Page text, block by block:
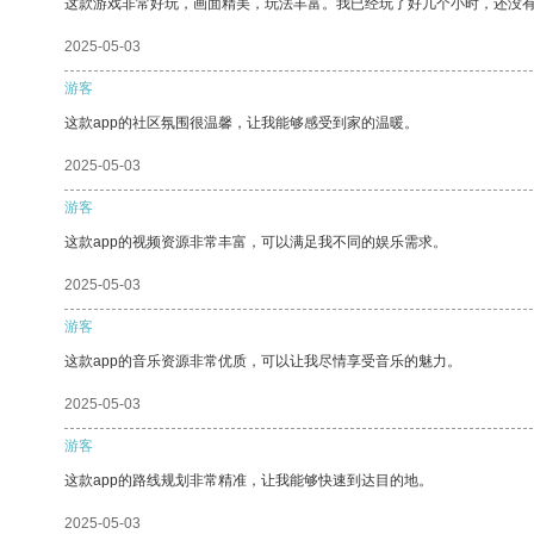
这款游戏非常好玩，画面精美，玩法丰富。我已经玩了好几个小时，还没
2025-05-03
游客
这款app的社区氛围很温馨，让我能够感受到家的温暖。
2025-05-03
游客
这款app的视频资源非常丰富，可以满足我不同的娱乐需求。
2025-05-03
游客
这款app的音乐资源非常优质，可以让我尽情享受音乐的魅力。
2025-05-03
游客
这款app的路线规划非常精准，让我能够快速到达目的地。
2025-05-03